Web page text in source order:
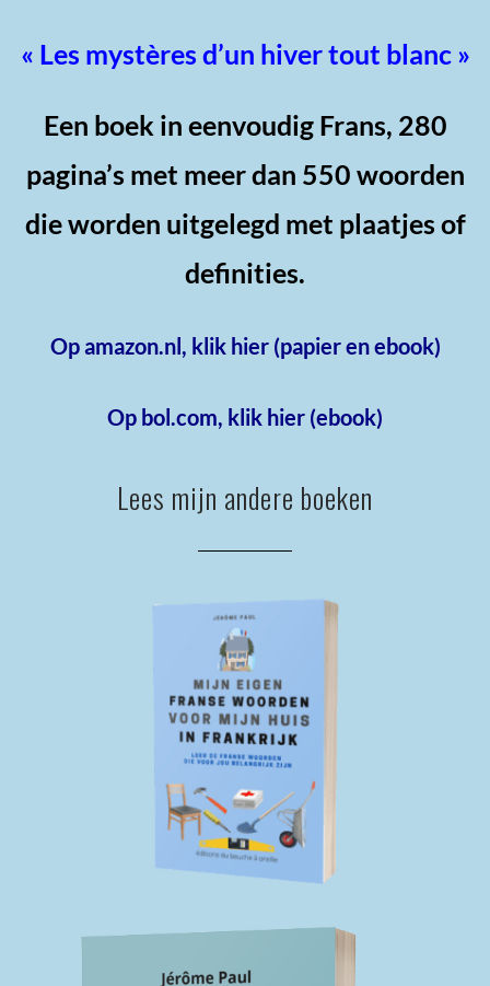
« Les mystères d’un hiver tout blanc »
Een boek in eenvoudig Frans, 280
pagina’s met meer dan 550 woorden
die worden uitgelegd met plaatjes of
definities.
Op amazon.nl, klik hier (papier en ebook)
Op bol.com, klik hier (ebook)
Lees mijn andere boeken